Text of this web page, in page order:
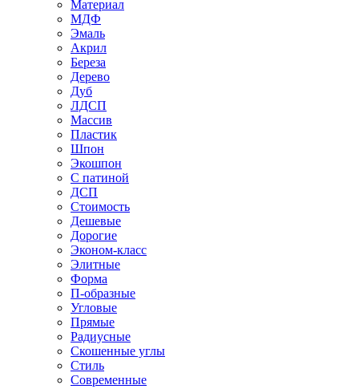
Материал
МДФ
Эмаль
Акрил
Береза
Дерево
Дуб
ЛДСП
Массив
Пластик
Шпон
Экошпон
С патиной
ДСП
Стоимость
Дешевые
Дорогие
Эконом-класс
Элитные
Форма
П-образные
Угловые
Прямые
Радиусные
Скошенные углы
Стиль
Современные